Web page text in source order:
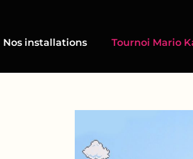
Nos installations Tournoi Mario